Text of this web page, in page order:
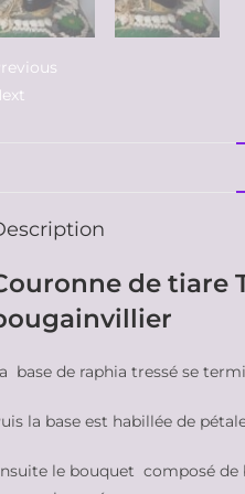
de tiare
base de raphia tressé se
la base est habillée de
le bouquet composé